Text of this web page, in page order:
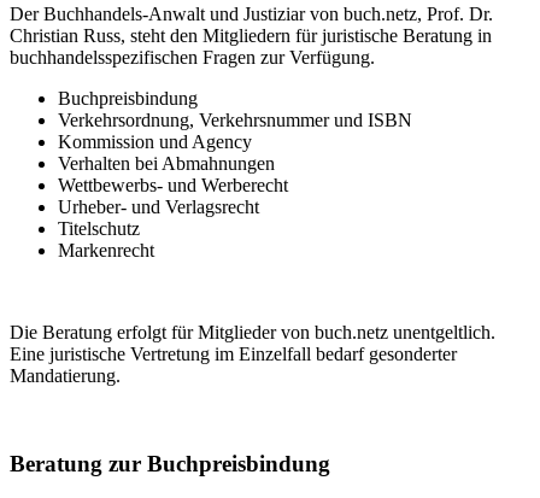
Der Buchhandels-Anwalt und Justiziar von buch.netz, Prof. Dr.
Christian Russ, steht den Mitgliedern für juristische Beratung in
buchhandelsspezifischen Fragen zur Verfügung.
Buchpreisbindung
Verkehrsordnung, Verkehrsnummer und ISBN
Kommission und Agency
Verhalten bei Abmahnungen
Wettbewerbs- und Werberecht
Urheber- und Verlagsrecht
Titelschutz
Markenrecht
Die Beratung erfolgt für Mitglieder von buch.netz unentgeltlich.
Eine juristische Vertretung im Einzelfall bedarf gesonderter
Mandatierung.
Beratung zur Buchpreisbindung